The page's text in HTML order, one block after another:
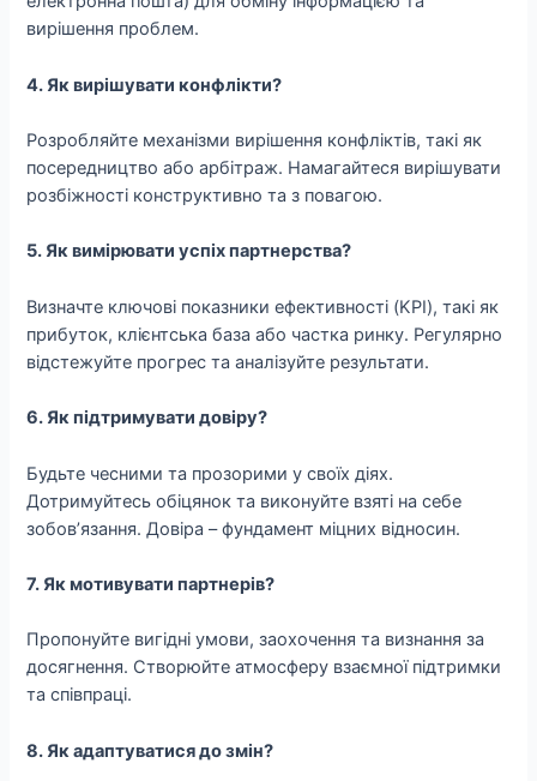
вирішення проблем.
4. Як вирішувати конфлікти?
Розробляйте механізми вирішення конфліктів, такі як
посередництво або арбітраж. Намагайтеся вирішувати
розбіжності конструктивно та з повагою.
5. Як вимірювати успіх партнерства?
Визначте ключові показники ефективності (KPI), такі як
прибуток, клієнтська база або частка ринку. Регулярно
відстежуйте прогрес та аналізуйте результати.
6. Як підтримувати довіру?
Будьте чесними та прозорими у своїх діях.
Дотримуйтесь обіцянок та виконуйте взяті на себе
зобов’язання. Довіра – фундамент міцних відносин.
7. Як мотивувати партнерів?
Пропонуйте вигідні умови, заохочення та визнання за
досягнення. Створюйте атмосферу взаємної підтримки
та співпраці.
8. Як адаптуватися до змін?